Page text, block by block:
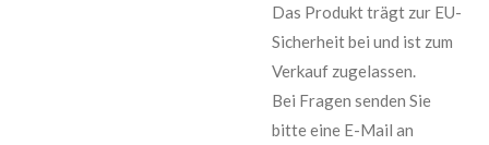
Das Produkt trägt zur EU-
Sicherheit bei und ist zum
Verkauf zugelassen.
Bei Fragen senden Sie
bitte eine E-Mail an